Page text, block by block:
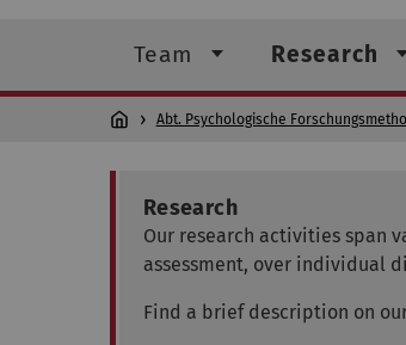
Team Research
Abt. Psychologische
Research
Our research activities span
assessment, over individual
Find a brief description on